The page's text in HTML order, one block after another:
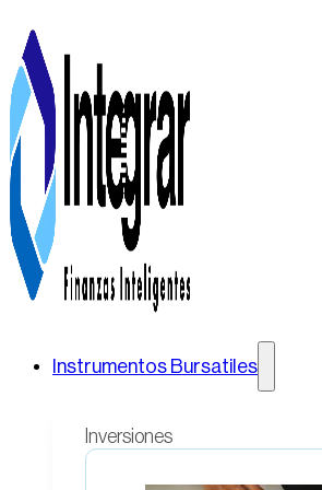
Instrumentos Bursatiles
Inversiones